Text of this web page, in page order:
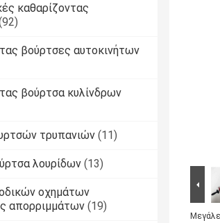
καθαρίζοντας
βούρτσες αυτοκινήτων
βούρτσα κυλίνδρων
τρυπανιών (11)
λουρίδων (13)
οχημάτων
απορριμμάτων (19)